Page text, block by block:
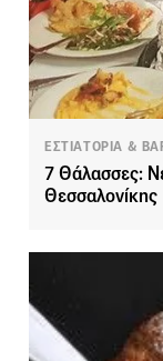
ΕΣΤΙΑΤΟΡΙΑ &
7 Θάλασσες:
Θεσσαλονίκης